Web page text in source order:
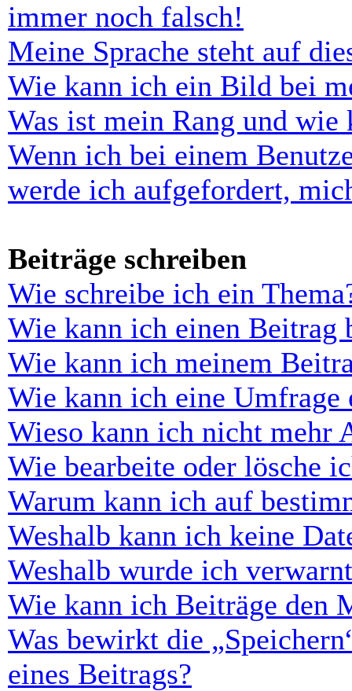
immer noch falsch!
Meine Sprache steht auf
Wie kann ich ein Bild bei
Was ist mein Rang und wie
Wenn ich bei einem
werde ich aufgefordert,
Beiträge schreiben
Wie schreibe ich ein
Wie kann ich einen Beitrag
Wie kann ich meinem
Wie kann ich eine Umfrage
Wieso kann ich nicht mehr
Wie bearbeite oder lösche
Warum kann ich auf
Weshalb kann ich keine
Weshalb wurde ich
Wie kann ich Beiträge den
Was bewirkt die
eines Beitrags?